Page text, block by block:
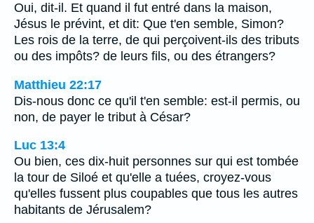
Oui, dit-il. Et quand il fut entré dans la maison,
Jésus le prévint, et dit: Que t'en semble, Simon?
Les rois de la terre, de qui perçoivent-ils des tributs
ou des impôts? de leurs fils, ou des étrangers?
Matthieu 22:17
Dis-nous donc ce qu'il t'en semble: est-il permis, ou
non, de payer le tribut à César?
Luc 13:4
Ou bien, ces dix-huit personnes sur qui est tombée
la tour de Siloé et qu'elle a tuées, croyez-vous
qu'elles fussent plus coupables que tous les autres
habitants de Jérusalem?